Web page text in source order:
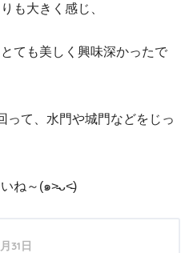
も大きく感じ、
ても美しく興味深かったで
って、水門や城門などをじっ
ね～(๑˃̵ᴗ˂̵)
31日